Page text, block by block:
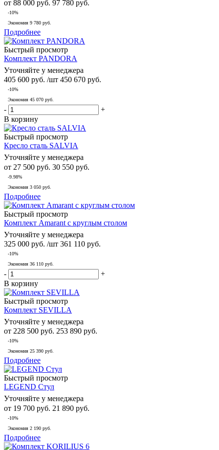
от 88 000 руб. 97 780 руб.
-10%
Экономия 9 780 руб.
Подробнее
Быстрый просмотр
Комплект PANDORA
Уточняйте у менеджера
405 600 руб. /шт 450 670 руб.
-10%
Экономия 45 070 руб.
-
+
В корзину
Быстрый просмотр
Кресло сталь SALVIA
Уточняйте у менеджера
от 27 500 руб. 30 550 руб.
-9.98%
Экономия 3 050 руб.
Подробнее
Быстрый просмотр
Комплект Amarant с круглым столом
Уточняйте у менеджера
325 000 руб. /шт 361 110 руб.
-10%
Экономия 36 110 руб.
-
+
В корзину
Быстрый просмотр
Комплект SEVILLA
Уточняйте у менеджера
от 228 500 руб. 253 890 руб.
-10%
Экономия 25 390 руб.
Подробнее
Быстрый просмотр
LEGEND Стул
Уточняйте у менеджера
от 19 700 руб. 21 890 руб.
-10%
Экономия 2 190 руб.
Подробнее